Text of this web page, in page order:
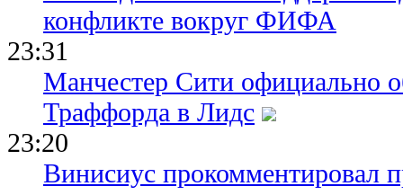
конфликте вокруг ФИФА
23:31
Манчестер Сити официально
Траффорда в Лидс
23:20
Винисиус прокомментировал